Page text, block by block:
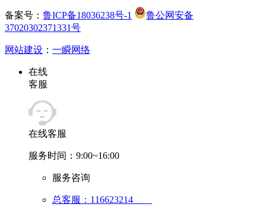
备案号： 鲁ICP备18036238号-1
鲁公网安备
37020302371331号
网站建设 ： 一瞬网络
在线
客服
在线客服
服务时间：9:00~16:00
服务咨询
总客服：116623214